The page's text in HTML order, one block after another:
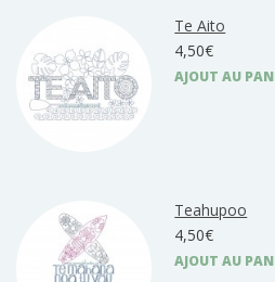
Te Aito
4,50€
AJOUT AU
Teahupoo
4,50€
AJOUT AU